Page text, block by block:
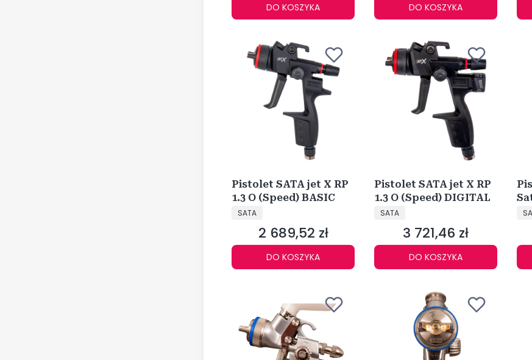
DO KOSZYKA DO KOSZYKA
Pistolet SATA jet X RP
1.3 O (Speed) BASIC
PRODUCENT
SATA
Cena
2 689,52 zł
DO KOSZYKA
Pistolet SATA jet X RP
1.3 O (Speed) DIGITAL
PRODUCENT
SATA
Cena
3 721,46 zł
DO KOSZYKA